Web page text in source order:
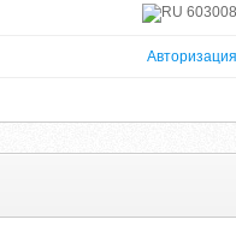
603008
Авторизация